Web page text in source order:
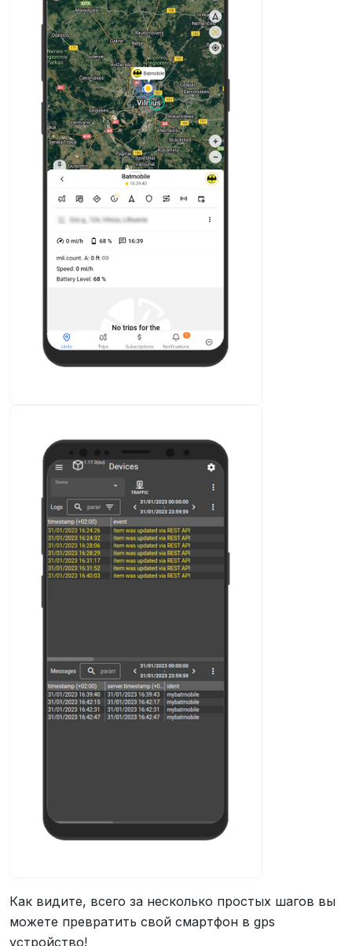
Как видите, всего за несколько простых шагов вы
можете превратить свой смартфон в gps
устройство!